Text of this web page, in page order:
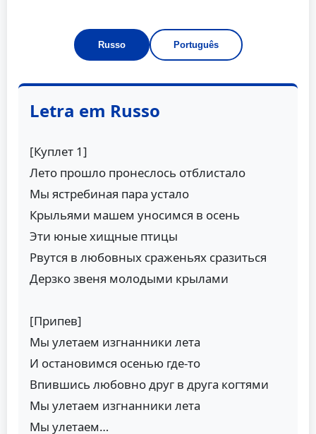
Russo Português
Letra em Russo
[Куплет 1]
Лето прошло пронеслось отблистало
Мы ястребиная пара устало
Крыльями машем уносимся в осень
Эти юные хищные птицы
Рвутся в любовных сраженьях сразиться
Дерзко звеня молодыми крылами
[Припев]
Мы улетаем изгнанники лета
И остановимся осенью где-то
Впившись любовно друг в друга когтями
Мы улетаем изгнанники лета
Мы улетаем…